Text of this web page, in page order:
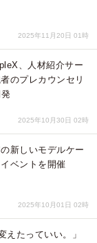
2025年11月20日 01時
、人材紹介サー
のプレカウンセリ
2025年10月30日 02時
新しいモデルケー
ベントを開催
2025年10月01日 02時
えたっていい。」